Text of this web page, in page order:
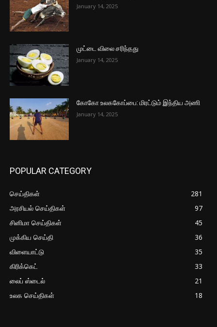
January 14, 2025
முட்டை விலை சரிந்தது
January 14, 2025
கோகோ உலககோப்பை: மிரட்டும் இந்திய அணி
January 14, 2025
POPULAR CATEGORY
செய்திகள்
281
அரசியல் செய்திகள்
97
சினிமா செய்திகள்
45
முக்கிய செய்தி
36
விளையாட்டு
35
கிரிக்கெட்
33
லைப் ஸ்டைல்
21
உலக செய்திகள்
18